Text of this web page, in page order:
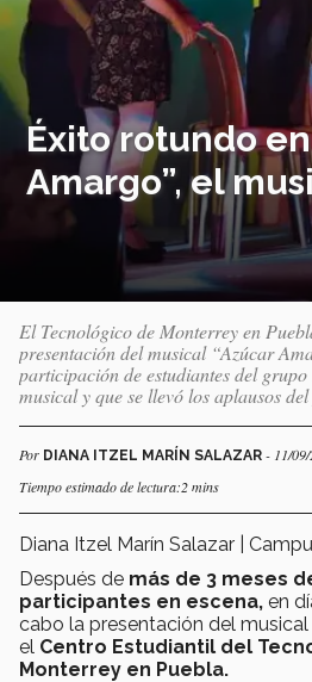
Éxito rotundo
Amargo”, el
El Tecnológico de Monterrey en
presentación del musical “Azúcar
participación de estudiantes del
musical y que se llevó los aplausos
Por DIANA ITZEL MARÍN SALAZAR - 11/
Tiempo estimado de lectura:2 mins
Diana Itzel Marín Salazar |
Después de más de 3 meses
participantes en escena, en
cabo la presentación del musical
el Centro Estudiantil del
Monterrey en Puebla.